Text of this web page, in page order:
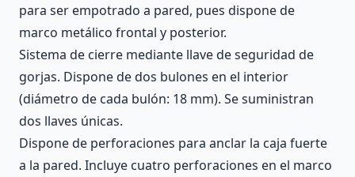
para ser empotrado a pared, pues dispone de
marco metálico frontal y posterior.
Sistema de cierre mediante llave de seguridad de
gorjas. Dispone de dos bulones en el interior
(diámetro de cada bulón: 18 mm). Se suministran
dos llaves únicas.
Dispone de perforaciones para anclar la caja fuerte
a la pared. Incluye cuatro perforaciones en el marco